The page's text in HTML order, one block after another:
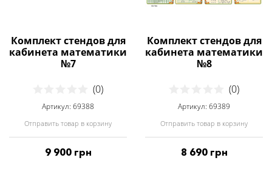
Комплект стендов для
кабинета математики
№7
(0)
Артикул: 69388
Отправить товар в корзину
9 900 грн
Комплект стендов для
кабинета математики
№8
(0)
Артикул: 69389
Отправить товар в корзину
8 690 грн